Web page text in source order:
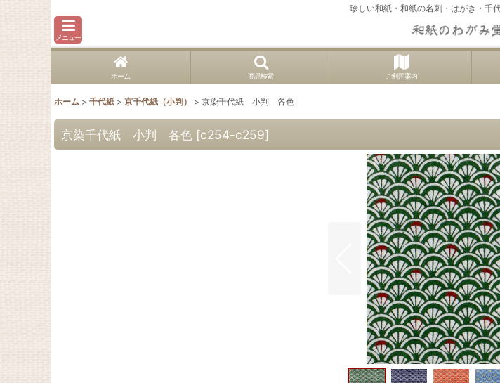
珍しい和紙・和紙の名刺・はがき・千
メニュー
ホーム 商品検索 ご利用案内
ホーム > 千代紙 > 京千代紙（小判） > 京染千代紙 小判 各色
京染千代紙 小判 各色 [c254-c259]